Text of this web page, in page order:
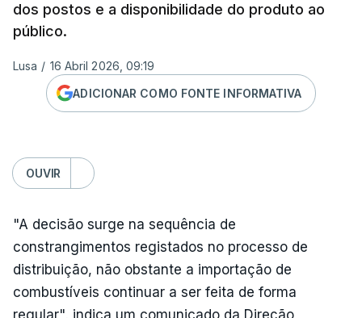
dos postos e a disponibilidade do produto ao
público.
Lusa / 16 Abril 2026, 09:19
ADICIONAR COMO FONTE INFORMATIVA
OUVIR
"A decisão surge na sequência de
constrangimentos registados no processo de
distribuição, não obstante a importação de
combustíveis continuar a ser feita de forma
regular", indica um comunicado da Direção